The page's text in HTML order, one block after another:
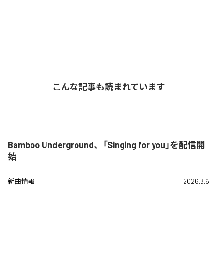
こんな記事も読まれています
Bamboo Underground、「Singing for you」を配信開
始
新曲情報 2026.8.6